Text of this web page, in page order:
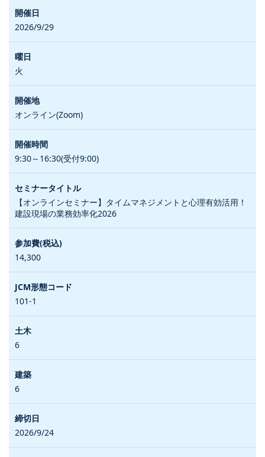
2026/9/29
火
オンライン(Zoom)
9:30～16:30(受付9:00)
【オンラインセミナー】タイムマネジメントと心理有効活用！
建設現場の業務効率化2026
14,300
101-1
6
6
2026/9/24